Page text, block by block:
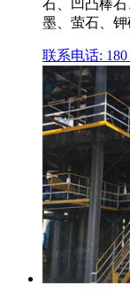
石、凹凸棒
墨、萤石、钾
联系电话: 180